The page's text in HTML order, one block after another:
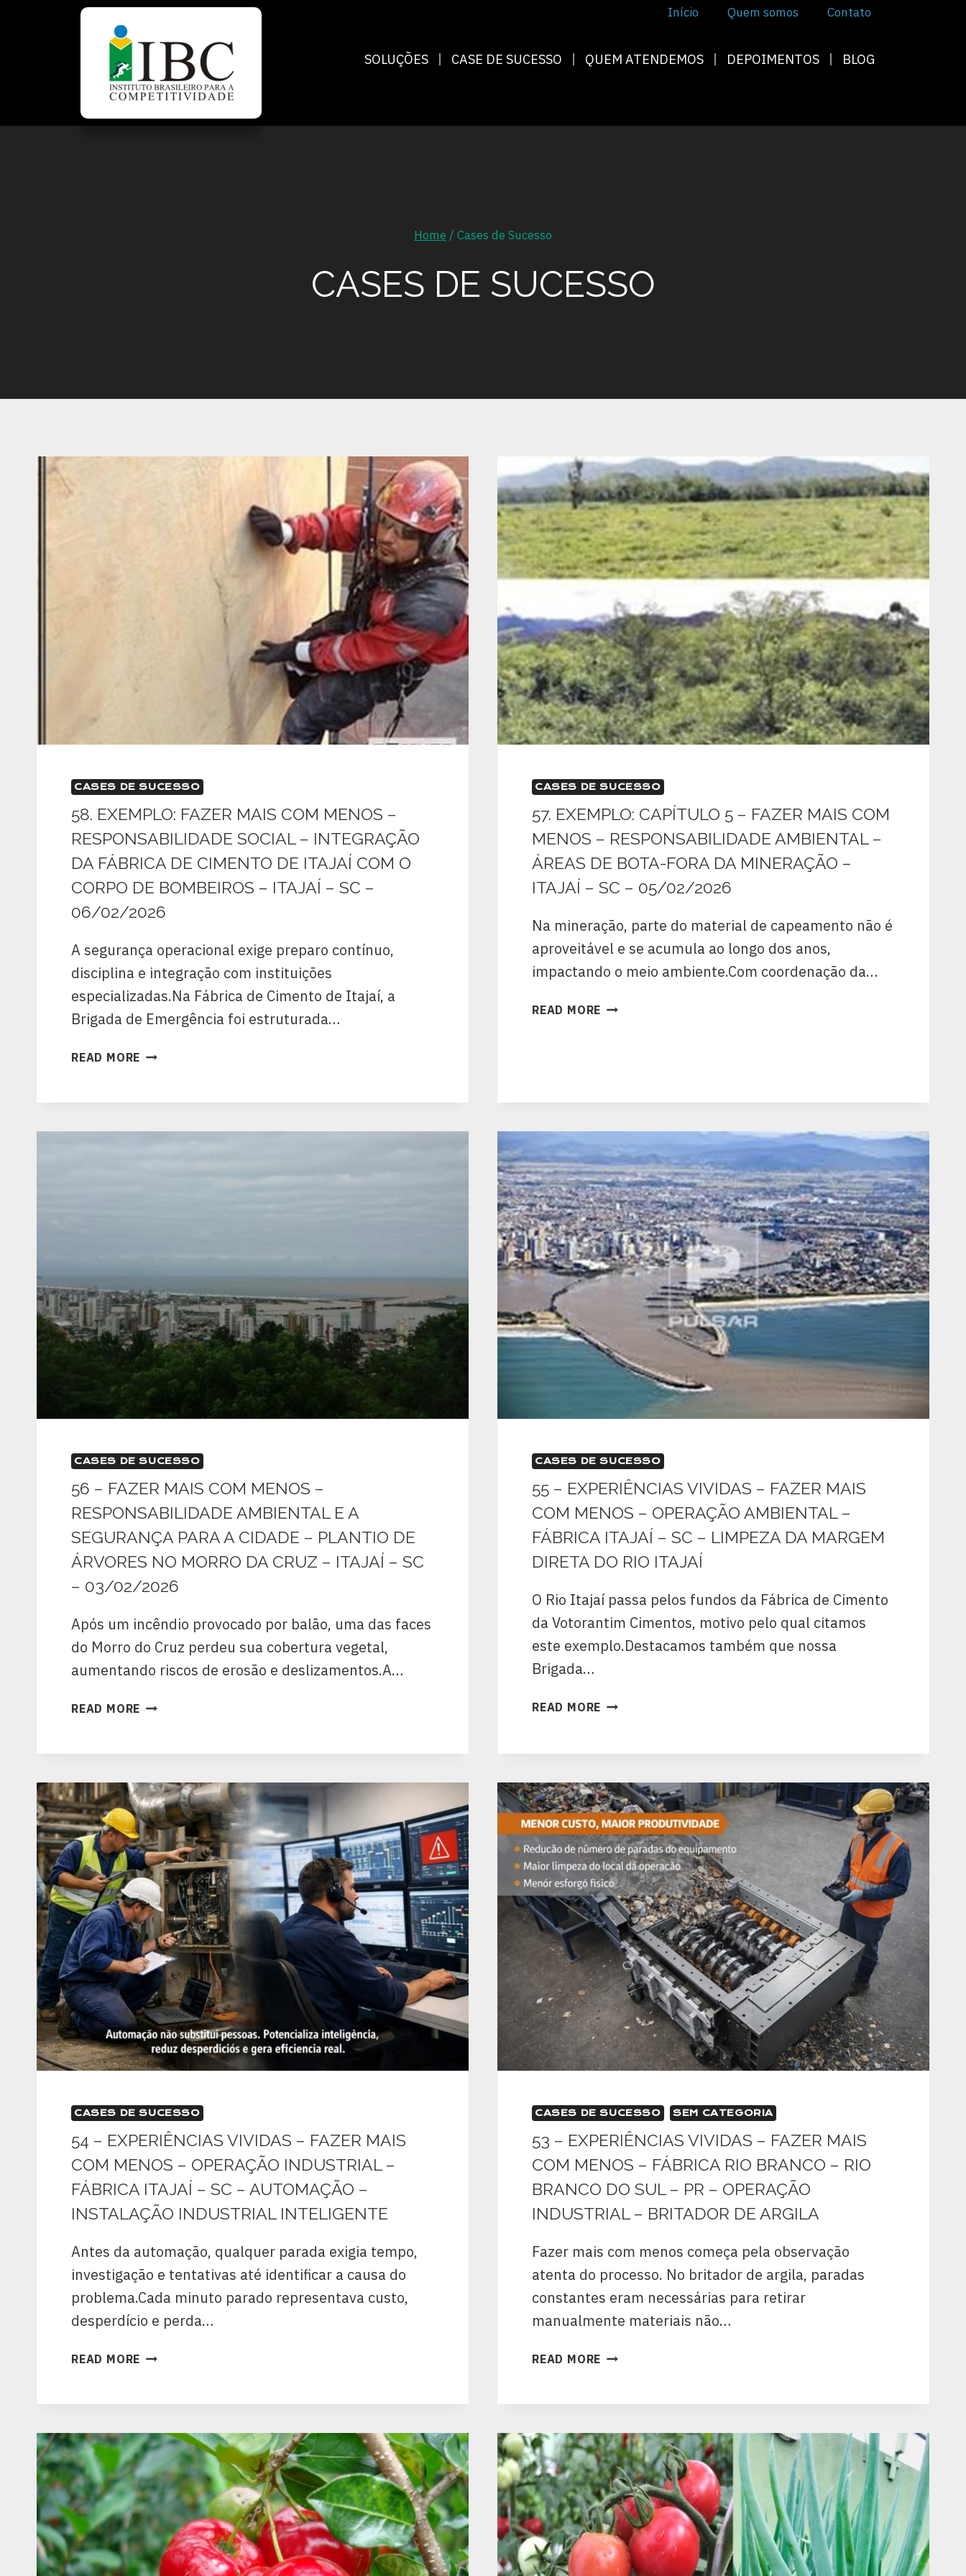
Início Quem somos Contato
SOLUÇÕES CASE DE SUCESSO QUEM ATENDEMOS DEPOIMENTOS BLOG
Home / Cases de Sucesso
CASES DE SUCESSO
CASES DE SUCESSO
58. EXEMPLO: FAZER MAIS COM MENOS –
RESPONSABILIDADE SOCIAL – INTEGRAÇÃO
DA FÁBRICA DE CIMENTO DE ITAJAÍ COM O
CORPO DE BOMBEIROS – ITAJAÍ – SC –
06/02/2026
A segurança operacional exige preparo contínuo,
disciplina e integração com instituições
especializadas.Na Fábrica de Cimento de Itajaí, a
Brigada de Emergência foi estruturada…
READ MORE
CASES DE SUCESSO
57. EXEMPLO: CAPÍTULO 5 – FAZER MAIS COM
MENOS – RESPONSABILIDADE AMBIENTAL –
ÁREAS DE BOTA-FORA DA MINERAÇÃO –
ITAJAÍ – SC – 05/02/2026
Na mineração, parte do material de capeamento não é
aproveitável e se acumula ao longo dos anos,
impactando o meio ambiente.Com coordenação da…
READ MORE
CASES DE SUCESSO
56 – FAZER MAIS COM MENOS –
RESPONSABILIDADE AMBIENTAL E A
SEGURANÇA PARA A CIDADE – PLANTIO DE
ÁRVORES NO MORRO DA CRUZ – ITAJAÍ – SC
– 03/02/2026
Após um incêndio provocado por balão, uma das faces
do Morro do Cruz perdeu sua cobertura vegetal,
aumentando riscos de erosão e deslizamentos.A…
READ MORE
CASES DE SUCESSO
55 – EXPERIÊNCIAS VIVIDAS – FAZER MAIS
COM MENOS – OPERAÇÃO AMBIENTAL –
FÁBRICA ITAJAÍ – SC – LIMPEZA DA MARGEM
DIRETA DO RIO ITAJAÍ
O Rio Itajaí passa pelos fundos da Fábrica de Cimento
da Votorantim Cimentos, motivo pelo qual citamos
este exemplo.Destacamos também que nossa
Brigada…
READ MORE
CASES DE SUCESSO
54 – EXPERIÊNCIAS VIVIDAS – FAZER MAIS
COM MENOS – OPERAÇÃO INDUSTRIAL –
FÁBRICA ITAJAÍ – SC – AUTOMAÇÃO –
INSTALAÇÃO INDUSTRIAL INTELIGENTE
Antes da automação, qualquer parada exigia tempo,
investigação e tentativas até identificar a causa do
problema.Cada minuto parado representava custo,
desperdício e perda…
READ MORE
CASES DE SUCESSO SEM CATEGORIA
53 – EXPERIÊNCIAS VIVIDAS – FAZER MAIS
COM MENOS – FÁBRICA RIO BRANCO – RIO
BRANCO DO SUL – PR – OPERAÇÃO
INDUSTRIAL – BRITADOR DE ARGILA
Fazer mais com menos começa pela observação
atenta do processo. No britador de argila, paradas
constantes eram necessárias para retirar
manualmente materiais não…
READ MORE